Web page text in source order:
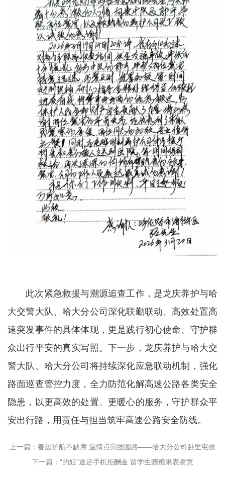
此次紧急救援与溯源追查工作，是龙庆养护与哈
大交警大队、哈大分公司深化联勤联动、高效处置高
速突发事件的具体体现，更是践行初心使命、守护群
众出行平安的真实写照。下一步，龙庆养护与哈大交
警大队、哈大分公司将持续深化应急联动机制，强化
路面巡查管控力度，全力防范化解高速公路各类安全
隐患，以更高效的处置、更暖心的服务，守护群众平
安出行路，用责任与担当筑牢高速公路安全防线。
上一篇：春运护航不缺席 温情点亮团圆路——哈大分公司卧里屯收
费站暖心救助迷途老人
下一篇：“的姐”送还手机拒酬金 留学生赠糖果表谢意